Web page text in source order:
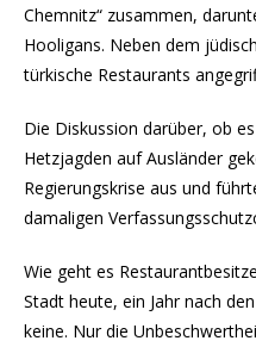
Chemnitz“ zusammen,
Hooligans. Neben dem
türkische Restaurants
Die Diskussion darüber, ob
Hetzjagden auf Ausländer
Regierungskrise aus und
damaligen
Wie geht es
Stadt heute, ein Jahr nach
keine. Nur die